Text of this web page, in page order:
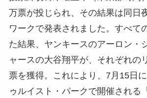
万票が投じられ、その結果は同日
ワークで発表されました。すべて
た結果、ヤンキースのアーロン・
ャースの大谷翔平が、それぞれの
票を獲得。これにより、7月15日
ゥルイスト・パークで開催される